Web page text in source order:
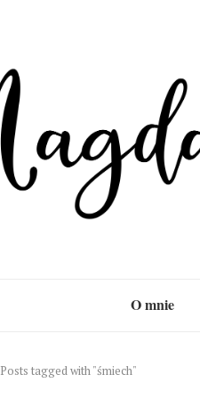
O mnie
Posts tagged with "śmiech"